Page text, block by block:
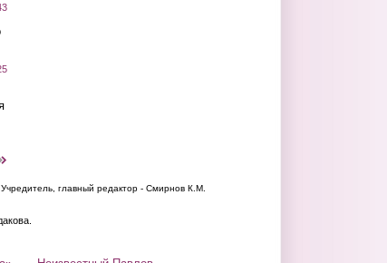
Учредитель, главный редактор - Смирнов К.М.